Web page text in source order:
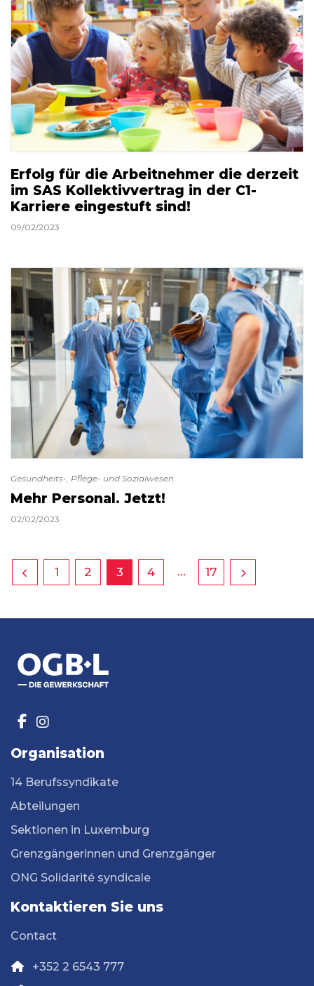
Erfolg für die Arbeitnehmer die derzeit
im SAS Kollektivvertrag in der C1-
Karriere eingestuft sind!
09/02/2023
Gesundheits-, Pflege- und Sozialwesen
Mehr Personal. Jetzt!
02/02/2023
1 2 3 4 … 17
Organisation
14 Berufssyndikate
Abteilungen
Sektionen in Luxemburg
Grenzgängerinnen und Grenzgänger
ONG Solidarité syndicale
Kontaktieren Sie uns
Contact
+352 2 6543 777